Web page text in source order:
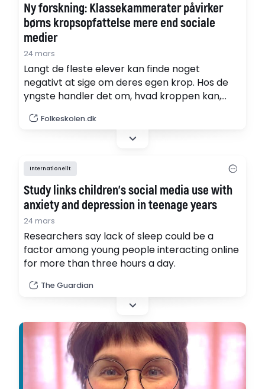
Ny forskning: Klassekammerater påvirker
børns kropsopfattelse mere end sociale
medier
24 mars
Langt de fleste elever kan finde noget
negativt at sige om deres egen krop. Hos de
yngste handler det om, hvad kroppen kan,
Folkeskolen.dk
Internationellt
Study links children’s social media use with
anxiety and depression in teenage years
24 mars
Researchers say lack of sleep could be a
factor among young people interacting online
for more than three hours a day.
The Guardian